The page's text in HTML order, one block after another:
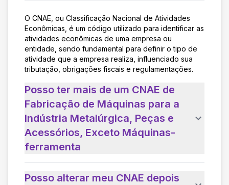
O CNAE, ou Classificação Nacional de Atividades
Econômicas, é um código utilizado para identificar as
atividades econômicas de uma empresa ou
entidade, sendo fundamental para definir o tipo de
atividade que a empresa realiza, influenciado sua
tributação, obrigações fiscais e regulamentações.
Posso ter mais de um CNAE de
Fabricação de Máquinas para a
Indústria Metalúrgica, Peças e
Acessórios, Exceto Máquinas-
ferramenta
Posso alterar meu CNAE depois